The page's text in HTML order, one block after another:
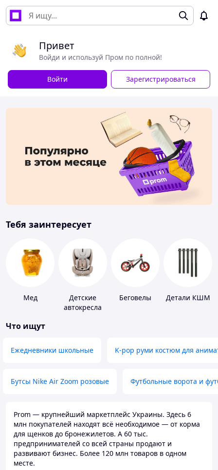
Привет
Войди и используй Пром по полной!
Войти Зарегистрироваться
Тебя заинтересует
Мед
Детские
автокресла
Беговелы
Детали КШМ
Что ищут
Ежедневники школьные K-pop руми костюм для
Бутсы Nike Air Zoom розовые Футбольные ворота и
Prom — крупнейший маркетплейс Украины. Здесь 6
млн покупателей находят всё необходимое — от корма
для щенков до бронежилетов. А 60 тыс.
предпринимателей со всей страны продают и
развивают бизнес. Более 120 млн товаров в одном
месте.